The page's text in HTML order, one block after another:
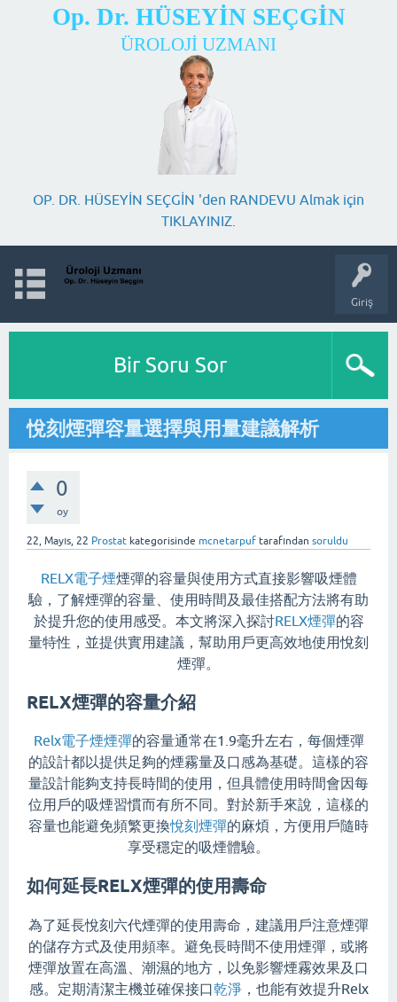
Op. Dr. HÜSEYİN SEÇGİN
ÜROLOJİ UZMANI
OP. DR. HÜSEYİN SEÇGİN 'den RANDEVU Almak için
TIKLAYINIZ.
Giriş
Bir Soru Sor
悅刻煙彈容量選擇與用量建議解析
0
oy
22, Mayıs, 22 Prostat kategorisinde mcnetarpuf tarafından soruldu
RELX電子煙煙彈的容量與使用方式直接影響吸煙體
驗，了解煙彈的容量、使用時間及最佳搭配方法將有助
於提升您的使用感受。本文將深入探討RELX煙彈的容
量特性，並提供實用建議，幫助用戶更高效地使用悅刻
煙彈。
RELX煙彈的容量介紹
Relx電子煙煙彈的容量通常在1.9毫升左右，每個煙彈
的設計都以提供足夠的煙霧量及口感為基礎。這樣的容
量設計能夠支持長時間的使用，但具體使用時間會因每
位用戶的吸煙習慣而有所不同。對於新手來說，這樣的
容量也能避免頻繁更換悅刻煙彈的麻煩，方便用戶隨時
享受穩定的吸煙體驗。
如何延長RELX煙彈的使用壽命
為了延長悅刻六代煙彈的使用壽命，建議用戶注意煙彈
的儲存方式及使用頻率。避免長時間不使用煙彈，或將
煙彈放置在高溫、潮濕的地方，以免影響煙霧效果及口
感。定期清潔主機並確保接口乾淨，也能有效提升Relx